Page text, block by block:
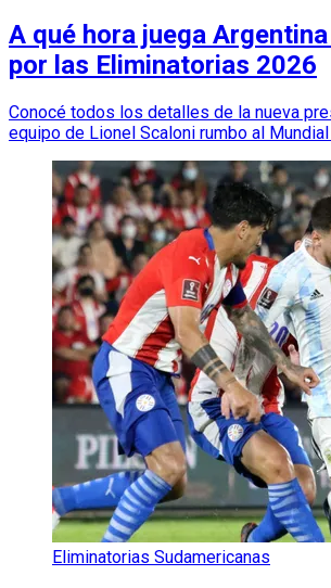
A qué hora juega
por las Eliminatorias 2026
Conocé todos los detalles de la nueva
equipo de Lionel Scaloni rumbo al
Eliminatorias Sudamericanas